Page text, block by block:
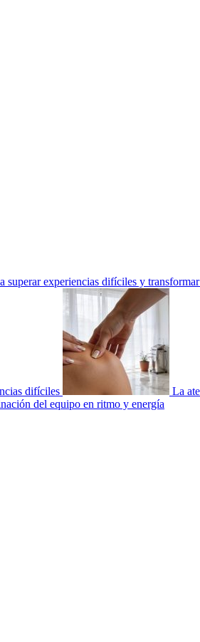
experiencias difíciles y
difíciles La
del equipo en ritmo y energía